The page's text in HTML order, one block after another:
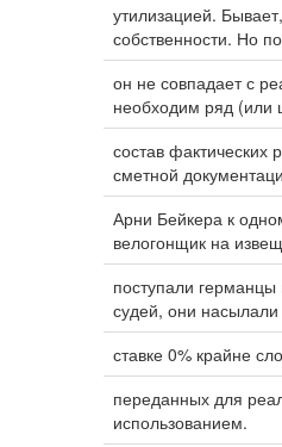
утилизацией.
собственности. Но
он не совпадает с
необходим ряд (или
состав фактических
сметной
Арни Бейкера к
велогонщик на
поступали
судей, они насылали
ставке 0% крайне
переданных для
использованием.